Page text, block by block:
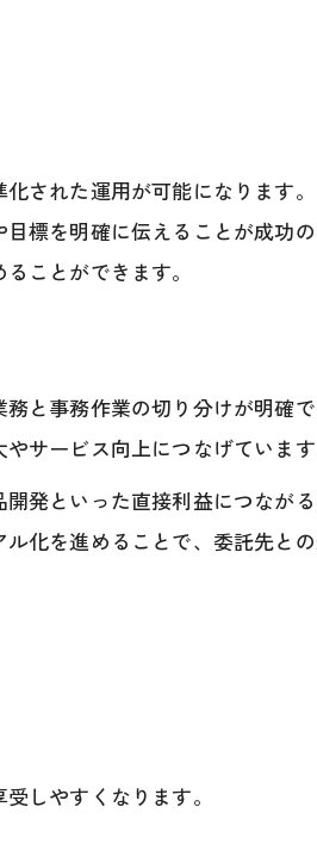
まで事務代行の使い方解説
に役立つ事務代行サービスの活用法
やスタートアップの事務代行活
出で変わる事務代行の利用ポイン
ンス事務代行の働き方と特徴解
として独立するための準備と資
ンス事務代行の開業手続きポイ
ンス事務代行が求められる業務
された運用が可能になります。
標を明確に伝えることが成功
ことができます。
と事務作業の切り分けが明確
サービス向上につなげています
発といった直接利益につなが
化を進めることで、委託先と
しやすくなります。